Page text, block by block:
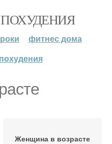
фитнес дома
Женщина в возрасте